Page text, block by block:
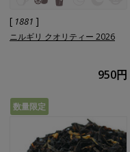
[ 1881 ]
ニルギリ クオリティー 2026
950円
数量限定